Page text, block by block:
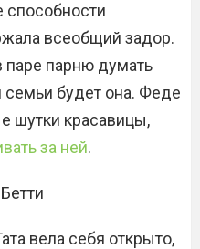
всеобщий задор.
паре парню думать
семьи будет она. Феде
шутки красавицы,
за ней.
вела себя открыто,